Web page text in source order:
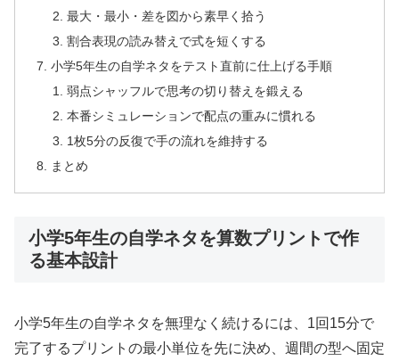
最大・最小・差を図から素早く拾う
割合表現の読み替えで式を短くする
小学5年生の自学ネタをテスト直前に仕上げる手順
弱点シャッフルで思考の切り替えを鍛える
本番シミュレーションで配点の重みに慣れる
1枚5分の反復で手の流れを維持する
まとめ
小学5年生の自学ネタを算数プリントで作
る基本設計
小学5年生の自学ネタを無理なく続けるには、1回15分で
完了するプリントの最小単位を先に決め、週間の型へ固定